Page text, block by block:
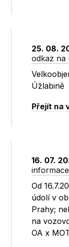
25. 08.
odkaz na
Úžlabině
Přejít na
16. 07.
informace
Od
údolí v
Prahy;
na
OA x